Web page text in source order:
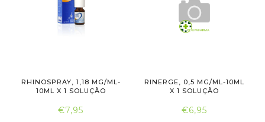
RHINOSPRAY, 1,18 MG/ML-
10ML X 1 SOLUÇÃO
€7,95
RINERGE, 0,5 MG/ML-10ML
X 1 SOLUÇÃO
€6,95